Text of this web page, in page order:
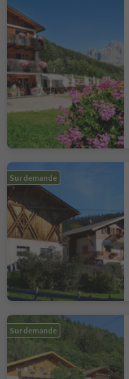
Sur demande
Sur demande